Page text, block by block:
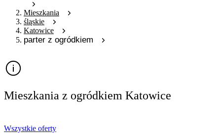
Mieszkania
śląskie
Katowice
parter z ogródkiem
Mieszkania z ogródkiem Katowice
Wszystkie oferty